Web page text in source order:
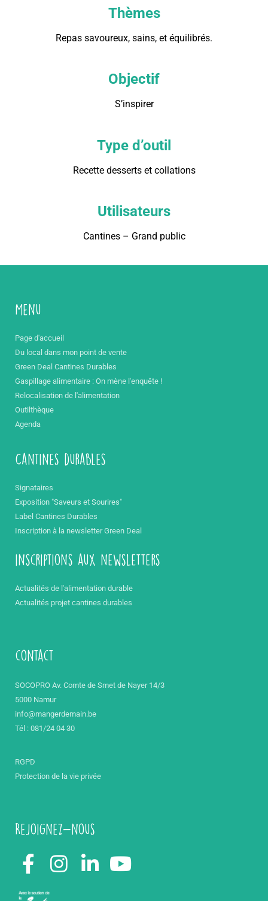
Thèmes
Repas savoureux, sains, et équilibrés.
Objectif
S’inspirer
Type d’outil
Recette desserts et collations
Utilisateurs
Cantines – Grand public
Menu
Page d'accueil
Du local dans mon point de vente
Green Deal Cantines Durables
Gaspillage alimentaire : On mène l'enquête !
Relocalisation de l'alimentation
Outilthèque
Agenda
Cantines durables
Signataires
Exposition "Saveurs et Sourires"
Label Cantines Durables
Inscription à la newsletter Green Deal
inscriptions aux newsletters
Actualités de l'alimentation durable
Actualités projet cantines durables
contact
SOCOPRO Av. Comte de Smet de Nayer 14/3
5000 Namur
info@mangerdemain.be
Tél : 081/24 04 30
RGPD
Protection de la vie privée
Rejoignez-nous